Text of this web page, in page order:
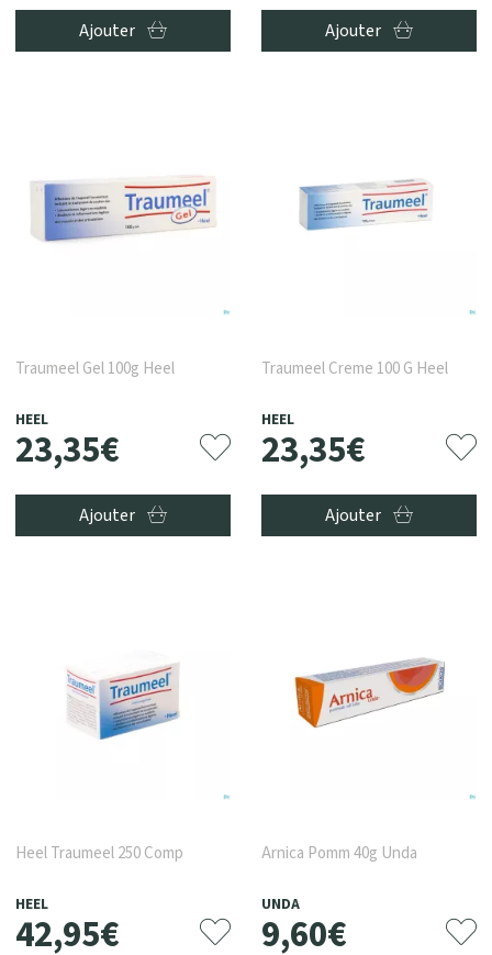
Ajouter Ajouter
Traumeel Gel 100g Heel
HEEL
23,35€
Ajouter
Traumeel Creme 100 G Heel
HEEL
23,35€
Ajouter
Heel Traumeel 250 Comp
HEEL
42,95€
Arnica Pomm 40g Unda
UNDA
9,60€